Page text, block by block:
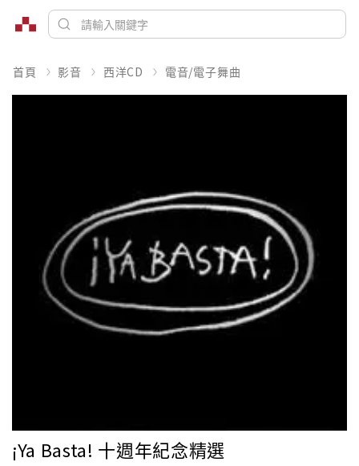
首頁 影音 西洋CD 電音/電子舞曲
¡Ya Basta! 十週年紀念精選